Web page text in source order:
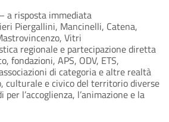
a risposta immediata
Piergallini, Mancinelli, Catena,
Vitri
regionale e partecipazione diretta
fondazioni, APS, ODV, ETS,
di categoria e altre realtà
culturale e civico del territorio diverse
l’accoglienza, l’animazione e la